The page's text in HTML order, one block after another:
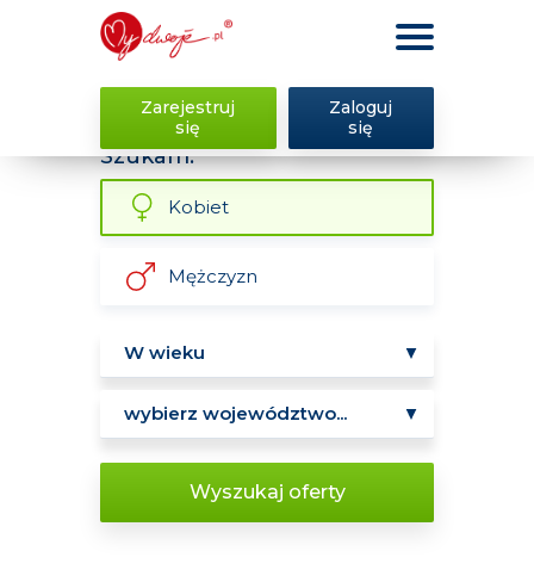
Zarejestruj
się
Zaloguj
się
Szukam:
Kobiet
Mężczyzn
Wyszukaj oferty